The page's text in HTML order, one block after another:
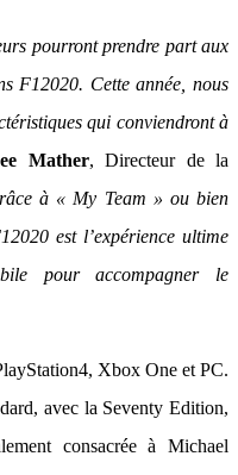
pourront prendre part aux
F12020. Cette année, nous
qui conviendront à
Mather, Directeur de la
à « My Team » ou bien
est l’expérience ultime
pour accompagner le
Xbox One et PC.
avec la Seventy Edition,
consacrée à Michael